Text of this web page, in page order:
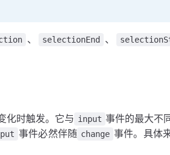
、 selectionEnd 、
化时触发。它与 input 事件的最大不
事件必然伴随 change 事件。具体